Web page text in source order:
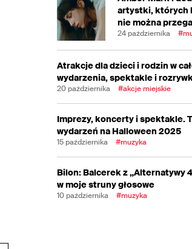
artystki, których
nie można
24 października
Atrakcje dla dzieci i rodzin w
wydarzenia, spektakle i
20 października #akcje miejskie
Imprezy, koncerty i spektakle.
wydarzeń na Halloween 2025
15 października #muzyka
Bilon: Balcerek z „Alternatywy
w moje struny głosowe
10 października #muzyka